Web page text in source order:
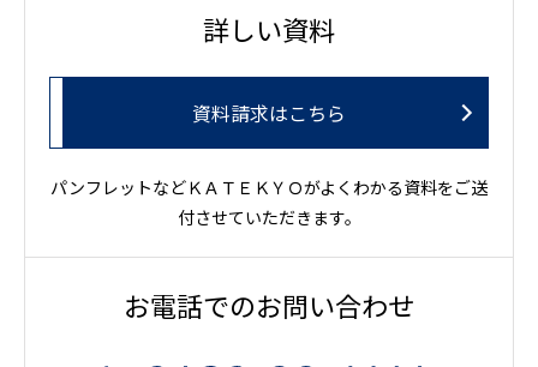
詳しい資料
資料請求はこちら
パンフレットなどＫＡＴＥＫＹＯがよくわかる資料をご送
付させていただきます。
お電話でのお問い合わせ